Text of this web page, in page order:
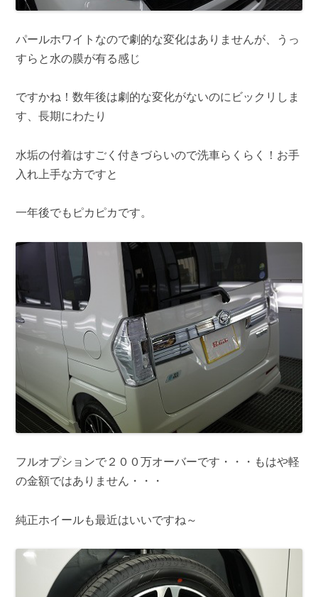
パールホワイトなので劇的な変化はありませんが、うっ
すらと水の膜が有る感じ
ですかね！数年後は劇的な変化がないのにビックリしま
す、長期にわたり
水垢の付着はすごく付きづらいので洗車らくらく！お手
入れ上手な方ですと
一年後でもピカピカです。
フルオプションで２００万オーバーです・・・もはや軽
の金額ではありません・・・
純正ホイールも最近はいいですね～